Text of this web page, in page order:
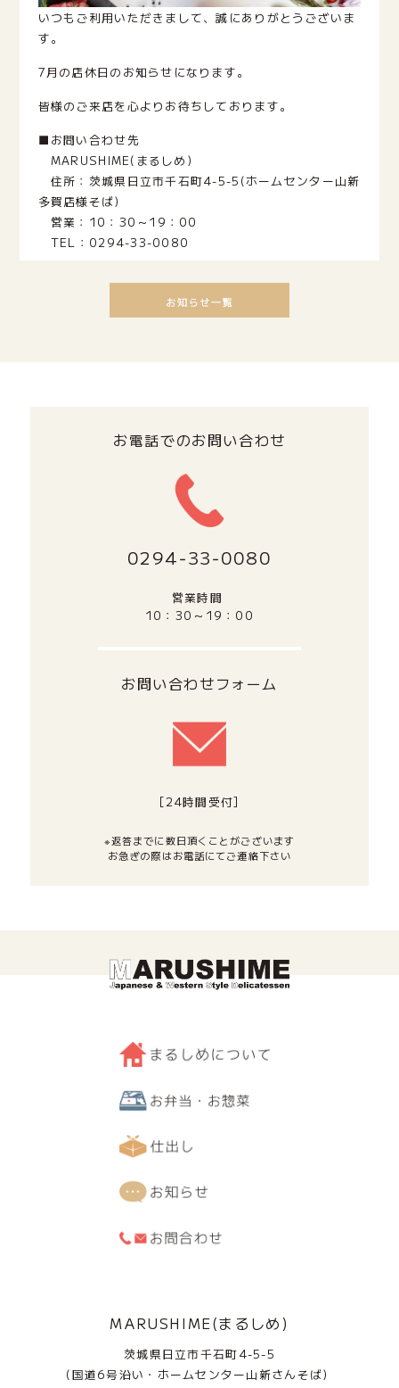
いつもご利用いただきまして、誠にありがとうございま
す。
7月の店休日のお知らせになります。
皆様のご来店を心よりお待ちしております。
■お問い合わせ先
MARUSHIME(まるしめ)
住所：茨城県日立市千石町4-5-5(ホームセンター山新
多賀店様そば)
営業：10：30～19：00
TEL：0294‐33‐0080
お電話でのお問い合わせ
0294‐33‐0080
営業時間
10：30～19：00
お問い合わせフォーム
[24時間受付]
※返答までに数日頂くことがございます
お急ぎの際はお電話にてご連絡下さい
MARUSHIME(まるしめ)
茨城県日立市千石町4-5-5
(国道6号沿い・ホームセンター山新さんそば)